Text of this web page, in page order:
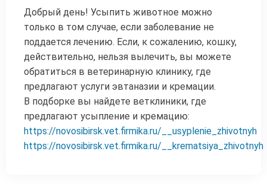
Добрый день! Усыпить животное можно
только в том случае, если заболевание не
поддается лечению. Если, к сожалению, кошку,
действительно, нельзя вылечить, вы можете
обратиться в ветеринарную клинику, где
предлагают услуги эвтаназии и кремации.
В подборке вы найдете ветклиники, где
предлагают усыпление и кремацию:
https://novosibirsk.vet.firmika.ru/__usyplenie_zhivotnyh
https://novosibirsk.vet.firmika.ru/__krematsiya_zhivotnyh